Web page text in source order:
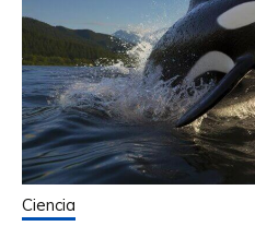
Ciencia